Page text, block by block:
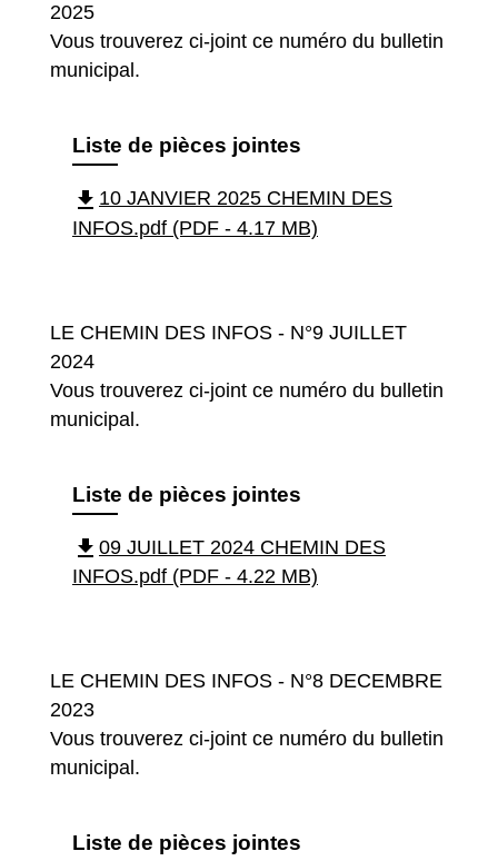
2025
Vous trouverez ci-joint ce numéro du bulletin
municipal.
Liste de pièces jointes
file_download 10 JANVIER 2025 CHEMIN DES
INFOS.pdf (PDF - 4.17 MB)
LE CHEMIN DES INFOS - N°9 JUILLET
2024
Vous trouverez ci-joint ce numéro du bulletin
municipal.
Liste de pièces jointes
file_download 09 JUILLET 2024 CHEMIN DES
INFOS.pdf (PDF - 4.22 MB)
LE CHEMIN DES INFOS - N°8 DECEMBRE
2023
Vous trouverez ci-joint ce numéro du bulletin
municipal.
Liste de pièces jointes